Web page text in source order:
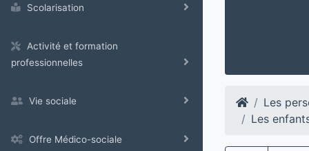
Scolarisation
Activité et formation
professionnelles
Vie sociale
Offre Médico-sociale
Les
Les